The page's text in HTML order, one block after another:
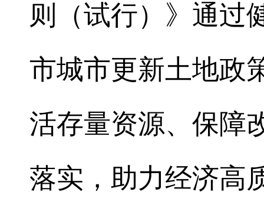
则（试行）》通过
市城市更新土地政
活存量资源、保障
落实，助力经济高